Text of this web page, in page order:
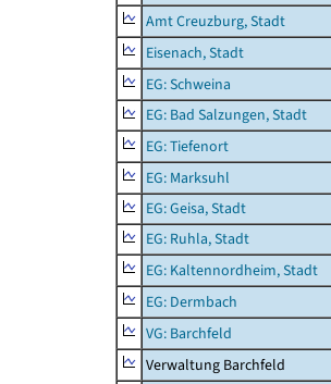
Amt Creuzburg, Stadt
Eisenach, Stadt
EG: Schweina
EG: Bad Salzungen, Stadt
EG: Tiefenort
EG: Marksuhl
EG: Geisa, Stadt
EG: Ruhla, Stadt
EG: Kaltennordheim, Stadt
EG: Dermbach
VG: Barchfeld
Verwaltung Barchfeld